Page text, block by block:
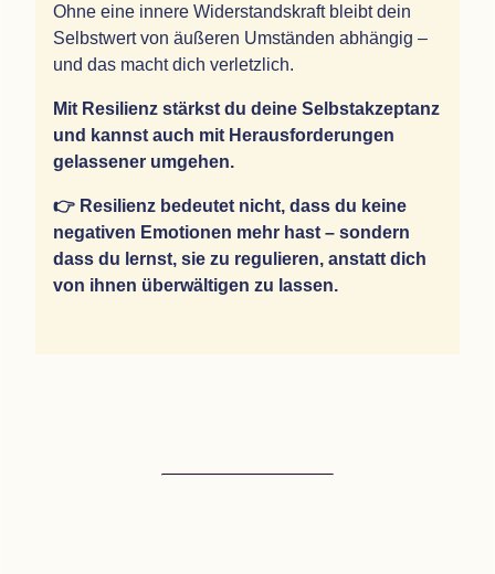
Ohne eine innere Wider­stands­kraft bleibt dein
Selbst­wert von äuße­ren Umstän­den abhän­gig –
und das macht dich verletzlich.
Mit Resi­li­enz stärkst du deine Selbst­ak­zep­tanz
und kannst auch mit Her­aus­for­de­run­gen
gelas­se­ner umgehen.
👉 Resi­li­enz bedeu­tet nicht, dass du keine
nega­ti­ven Emo­tio­nen mehr hast – son­dern
dass du lernst, sie zu regu­lie­ren, anstatt dich
von ihnen über­wäl­ti­gen zu lassen.